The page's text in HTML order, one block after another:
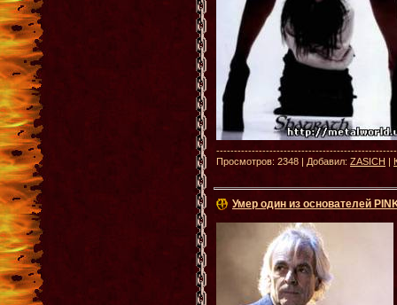
Просмотров: 2348 | Добавил: ZASICH |
Умер один из основателей